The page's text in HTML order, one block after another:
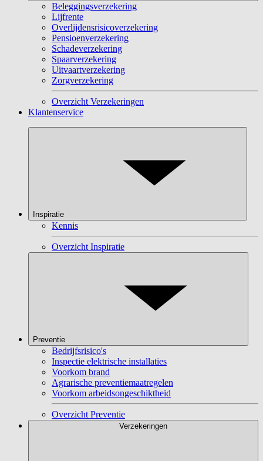
Beleggingsverzekering
Lijfrente
Overlijdensrisicoverzekering
Pensioenverzekering
Schadeverzekering
Spaarverzekering
Uitvaartverzekering
Zorgverzekering
Overzicht Verzekeringen
Klantenservice
Inspiratie
Kennis
Overzicht Inspiratie
Preventie
Bedrijfsrisico's
Inspectie elektrische installaties
Voorkom brand
Agrarische preventiemaatregelen
Voorkom arbeidsongeschiktheid
Overzicht Preventie
Verzekeringen